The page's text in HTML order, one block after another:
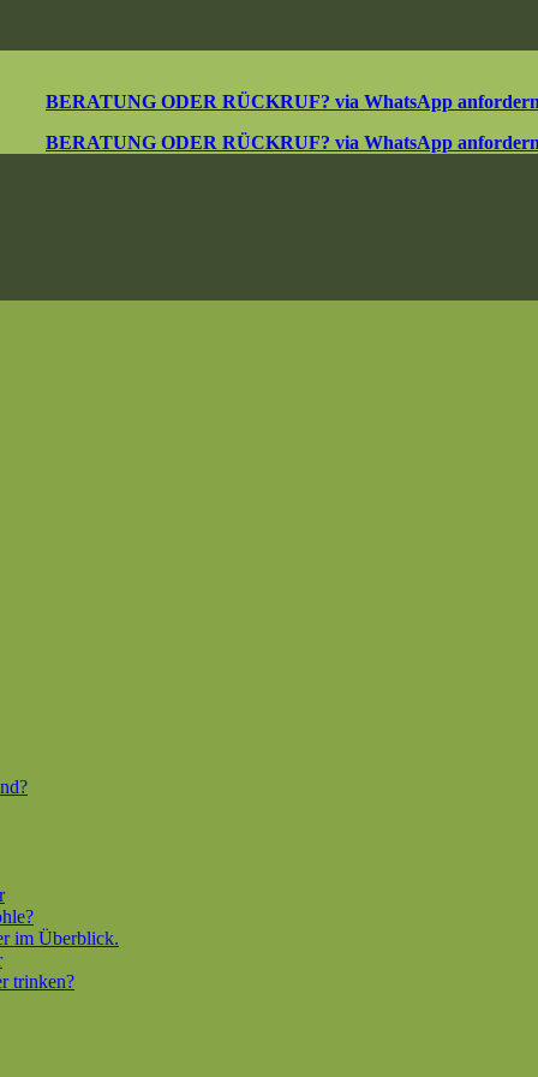
BERATUNG ODER RÜCKRUF? via WhatsApp
BERATUNG ODER RÜCKRUF? via WhatsApp
im Überblick.
trinken?